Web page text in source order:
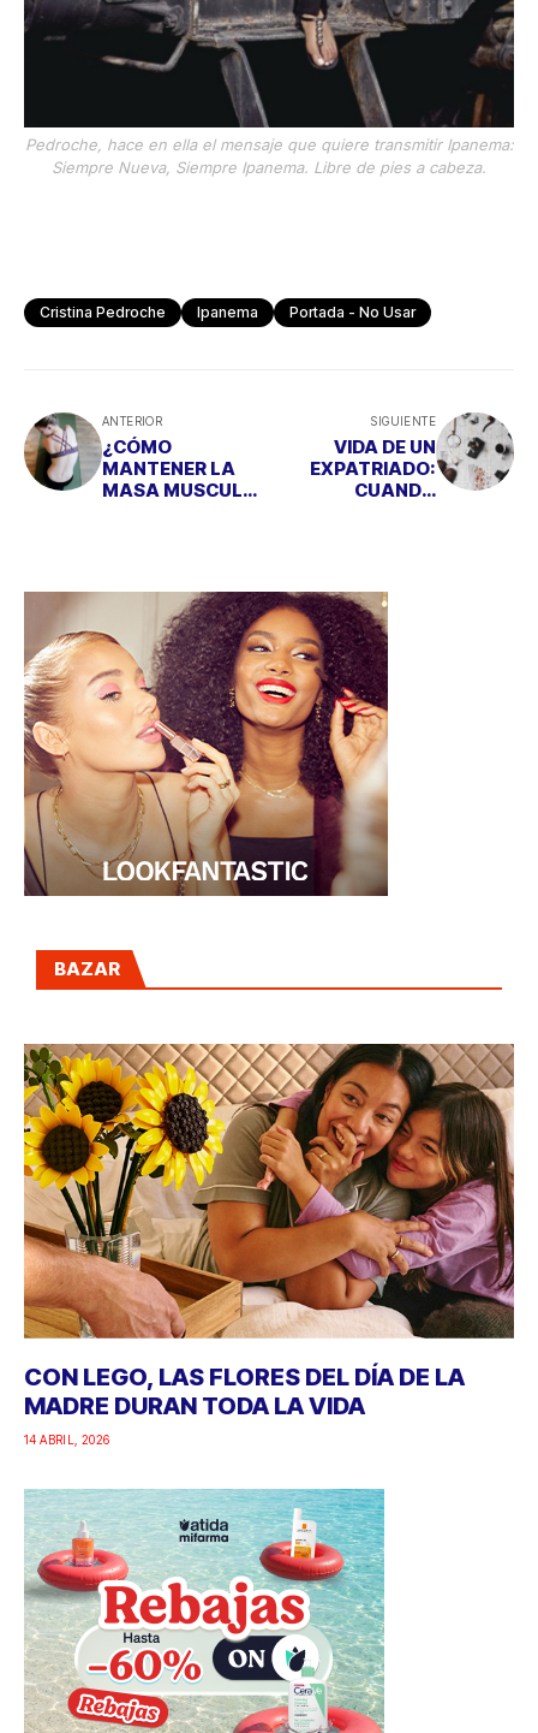
Pedroche, hace en ella el mensaje que quiere transmitir Ipanema:
Siempre Nueva, Siempre Ipanema. Libre de pies a cabeza.
Cristina Pedroche Ipanema Portada - No Usar
ANTERIOR
¿CÓMO
MANTENER LA
MASA MUSCULAR
SIGUIENTE
VIDA DE UN
EXPATRIADO:
CUANDO
BAZAR
CON LEGO, LAS FLORES DEL DÍA DE LA
MADRE DURAN TODA LA VIDA
14 ABRIL, 2026